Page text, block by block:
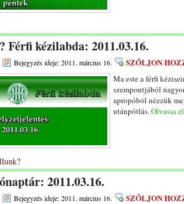
Férfi kézilabda: 2011.03.16.
Bejegyzés ideje: 2011. március 16. SZÓLJON
Ma este a férfi
szempontjából
apropóból nézzük
utánpótlás.Olvassa
2011.03.16.
Bejegyzés ideje: 2011. március 16. SZÓLJON